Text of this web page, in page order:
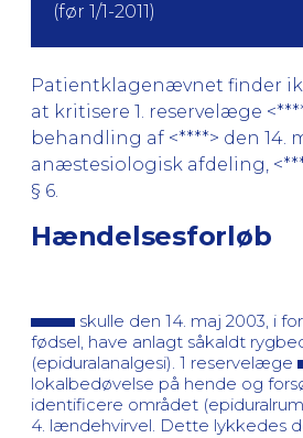
(før 1/1-2011)
Patientklagenævnet finder
at kritisere 1. reservelæge
behandling af <****> den 14.
anæstesiologisk afdeling,
§ 6.
Hændelsesforløb
skulle den 14. maj 2003, i
fødsel, have anlagt såkaldt
(epiduralanalgesi). 1 reservelæge
lokalbedøvelse på hende og
identificere området
4. lændehvirvel. Dette lykkedes